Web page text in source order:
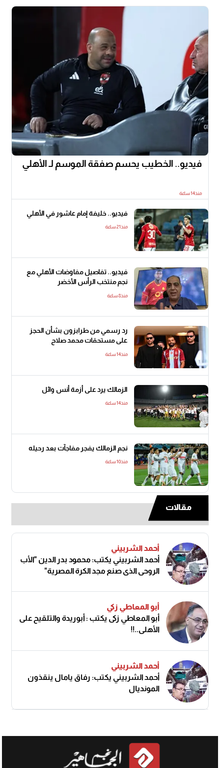
فيديو.. الخطيب يحسم صفقة الموسم لـ الأهلي
منذ14 ساعة
فيديو.. خليفة إمام عاشور في الأهلي
منذ21 ساعة
فيديو.. تفاصيل مفاوضات الأهلي مع
نجم منتخب الرأس الأخضر
منذ8 ساعة
رد رسمي من طرابزون بشأن الحجز
على مستحقات محمد صلاح
منذ14 ساعة
الزمالك يرد على أزمة أنس وائل
منذ14 ساعة
نجم الزمالك يفجر مفاجآت بعد رحيله
منذ10 ساعة
مقالات
أحمد الشربيني
أحمد الشربيني يكتب: محمود بدر الدين "الأب
الروحي الذي صنع مجد الكرة المصرية"
أبو المعاطي زكي
أبو المعاطي زكى يكتب : أبوريدة والتلقيح على
الأهلى..!!
أحمد الشربيني
أحمد الشربيني يكتب: رفاق يامال ينقذون
المونديال